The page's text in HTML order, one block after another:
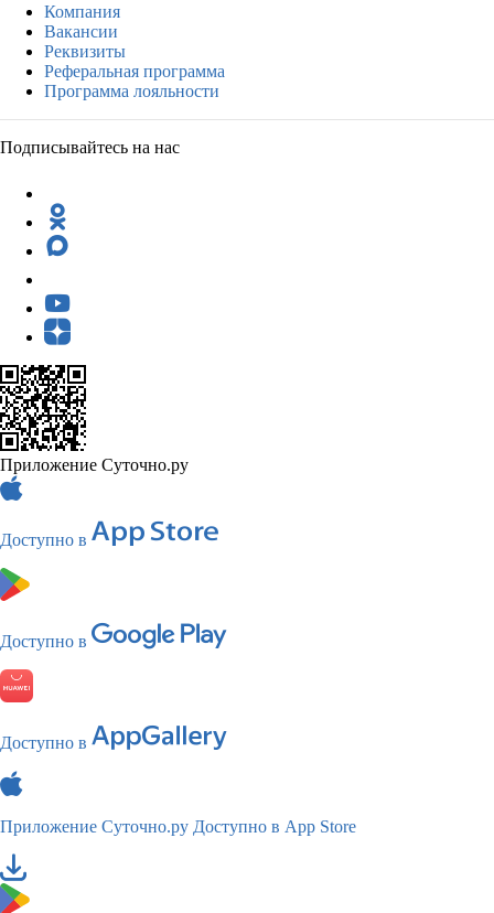
Компания
Вакансии
Реквизиты
Реферальная программа
Программа лояльности
Подписывайтесь на нас
Приложение Суточно.ру
Доступно в
Доступно в
Доступно в
Приложение Суточно.ру Доступно в App Store